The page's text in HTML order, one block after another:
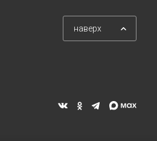
наверх